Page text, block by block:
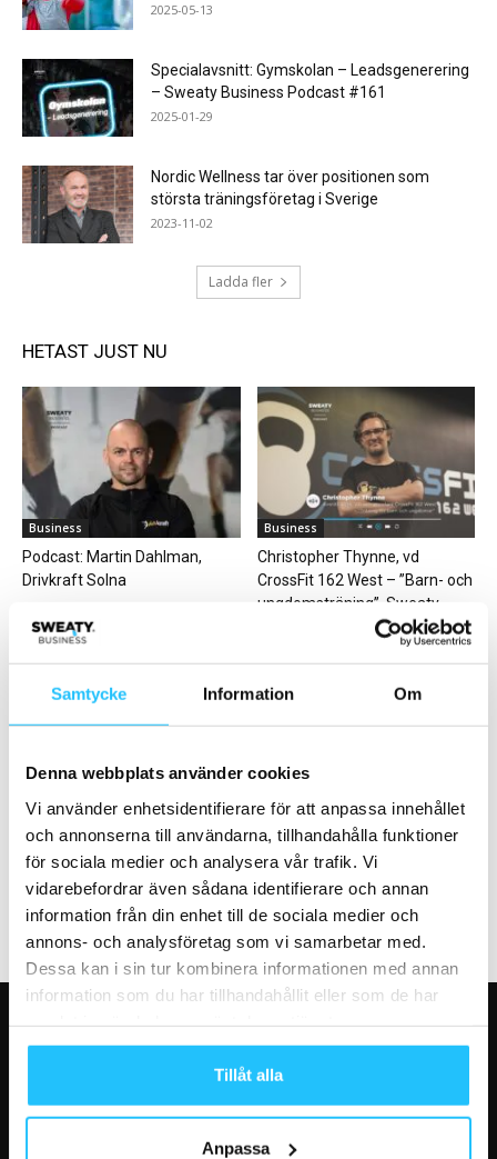
Samtycke Information Om
Denna webbplats använder cookies
Vi använder enhetsidentifierare för att anpassa innehållet
och annonserna till användarna, tillhandahålla funktioner
för sociala medier och analysera vår trafik. Vi
vidarebefordrar även sådana identifierare och annan
information från din enhet till de sociala medier och
annons- och analysföretag som vi samarbetar med.
Dessa kan i sin tur kombinera informationen med annan
information som du har tillhandahållit eller som de har
Tillåt alla
Anpassa
2025-05-13
Specialavsnitt: Gymskolan – Leadsgenerering
– Sweaty Business Podcast #161
2025-01-29
Nordic Wellness tar över positionen som
största träningsföretag i Sverige
2023-11-02
Ladda fler
HETAST JUST NU
Business
Podcast: Martin Dahlman,
Drivkraft Solna
Business
Christopher Thynne, vd
CrossFit 162 West – ”Barn- och
ungdomsträning”, Sweaty...
Kläder & skor
ASICS lanserar nya löparskon
GEL-NIMBUS™ 25
Gym
Studio to be satsar på unikt
premiumkoncept i
Örnsköldsvik
VÅRA FAVORITER
nästa stora kategori